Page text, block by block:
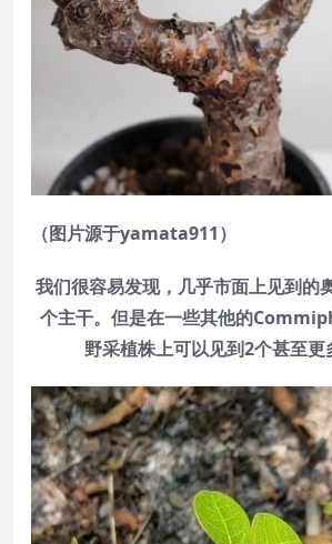
（图片源于yamata911）
我们很容易发现，几乎市面上见到的
个主干。但是在一些其他的
野采植株上可以见到2个甚至更